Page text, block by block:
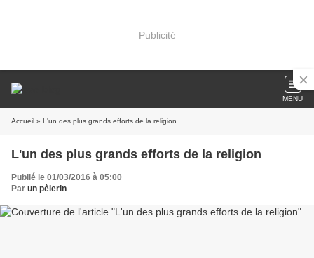
Publicité
MENU
Accueil » L'un des plus grands efforts de la religion
L'un des plus grands efforts de la religion
Publié le 01/03/2016 à 05:00
Par un pèlerin